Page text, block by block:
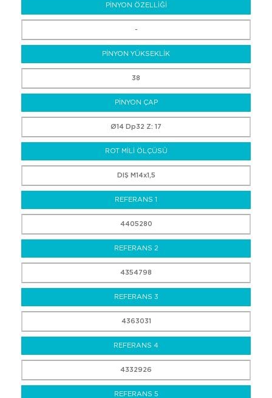
PİNYON ÖZELLİĞİ
-
PİNYON YÜKSEKLİK
38
PİNYON ÇAP
Ø14 Dp32 Z: 17
ROT MİLİ ÖLÇÜSÜ
DIŞ M14x1,5
REFERANS 1
4405280
REFERANS 2
4354798
REFERANS 3
4363031
REFERANS 4
4332926
REFERANS 5